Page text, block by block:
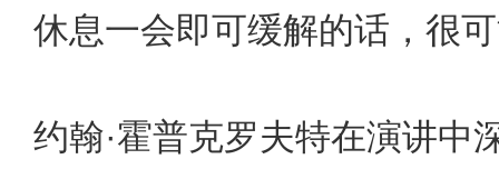
休息一会即可缓解的话，很
约翰·霍普克罗夫特在演讲中